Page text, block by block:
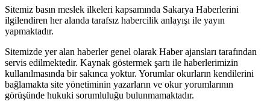
Sitemiz basın meslek ilkeleri kapsamında Sakarya Haberlerini
ilgilendiren her alanda tarafsız habercilik anlayışı ile yayın
yapmaktadır.
Sitemizde yer alan haberler genel olarak Haber ajansları tarafından
servis edilmektedir. Kaynak göstermek şartı ile haberlerimizin
kullanılmasında bir sakınca yoktur. Yorumlar okurların kendilerini
bağlamakta site yönetiminin yazarların ve okur yorumlarının
görüşünde hukuki sorumluluğu bulunmamaktadır.